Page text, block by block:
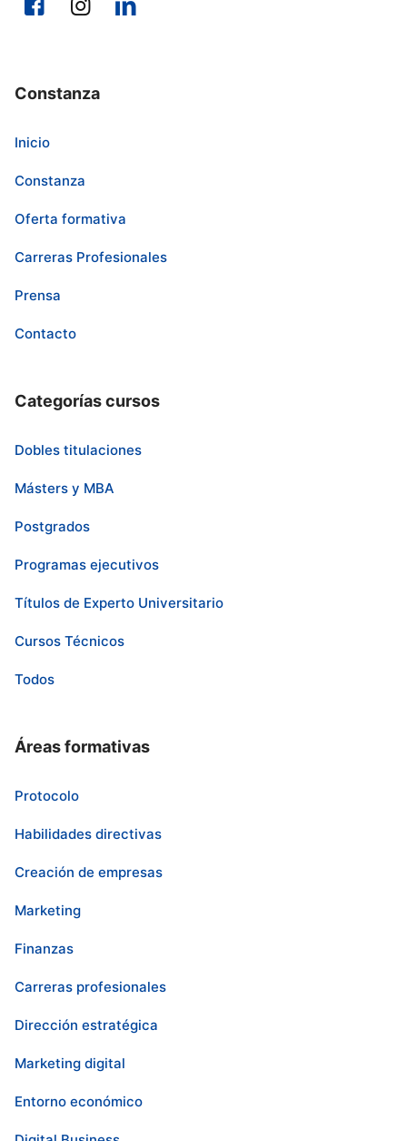
Constanza
Inicio
Constanza
Oferta formativa
Carreras Profesionales
Prensa
Contacto
Categorías cursos
Dobles titulaciones
Másters y MBA
Postgrados
Programas ejecutivos
Títulos de Experto Universitario
Cursos Técnicos
Todos
Áreas formativas
Protocolo
Habilidades directivas
Creación de empresas
Marketing
Finanzas
Carreras profesionales
Dirección estratégica
Marketing digital
Entorno económico